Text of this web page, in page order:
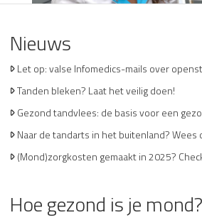
Nieuws
Let op: valse Infomedics-mails over
Tanden bleken? Laat het veilig doen!
Gezond tandvlees: de basis voor een
Naar de tandarts in het buitenland? Wees
(Mond)zorgkosten gemaakt in 2025?
Hoe gezond is je mond?